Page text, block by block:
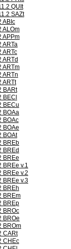
QUIt
SAZt
ABIc
ALOm
APPm
ARTa
ARTc
ARTd
ARTm
ARTn
ARTt
BARt
BECl
BECu
BOAa
BOAc
BOAe
BOAt
BREb
BREd
BREe
BREe v.1
BREe v.2
BREe v.3
BREh
BREm
BREp
BROc
BROe
BROm
CARt
CHEc